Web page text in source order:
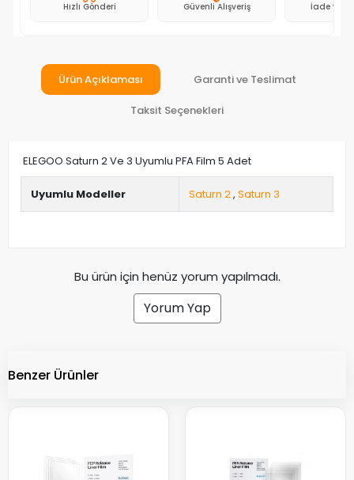
Hızlı Gönderi Güvenli Alışveriş İade ve
Ürün Açıklaması Garanti ve Teslimat
Taksit Seçenekleri
ELEGOO Saturn 2 Ve 3 Uyumlu PFA Film 5 Adet
Uyumlu Modeller Saturn 2, Saturn 3
Bu ürün için henüz yorum yapılmadı.
Yorum Yap
Benzer Ürünler